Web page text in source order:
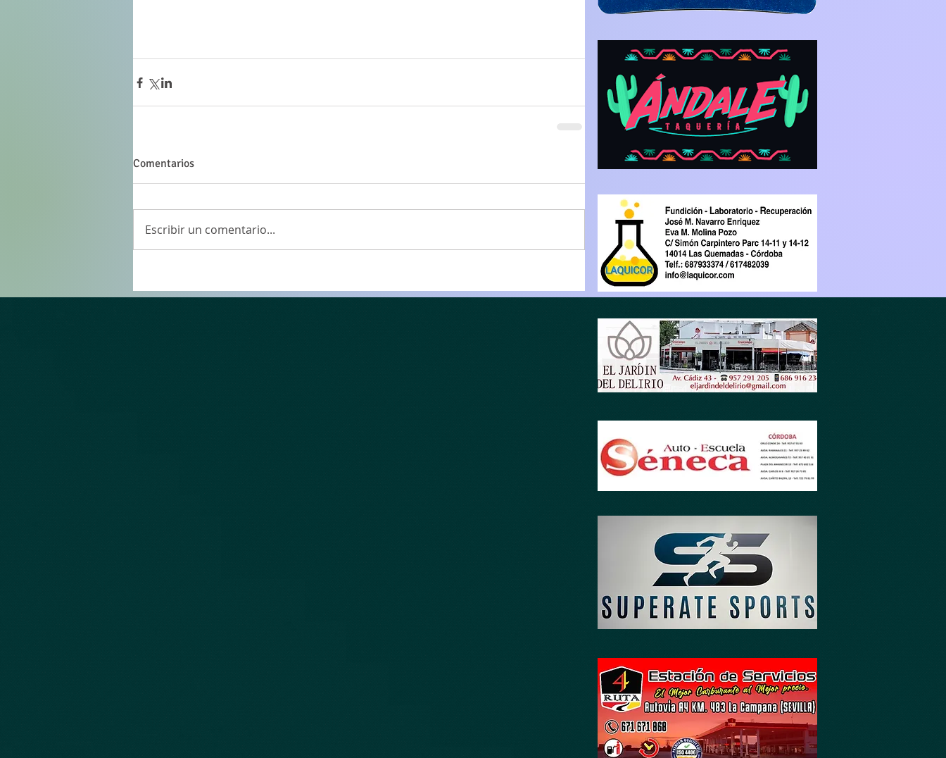
Comentarios
Escribir un comentario...